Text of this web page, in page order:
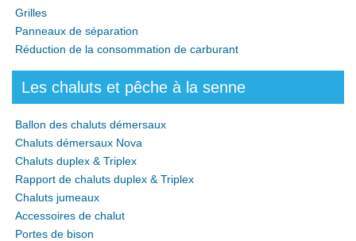
Grilles
Panneaux de séparation
Réduction de la consommation de carburant
Les chaluts et pêche à la senne
Ballon des chaluts démersaux
Chaluts démersaux Nova
Chaluts duplex & Triplex
Rapport de chaluts duplex & Triplex
Chaluts jumeaux
Accessoires de chalut
Portes de bison